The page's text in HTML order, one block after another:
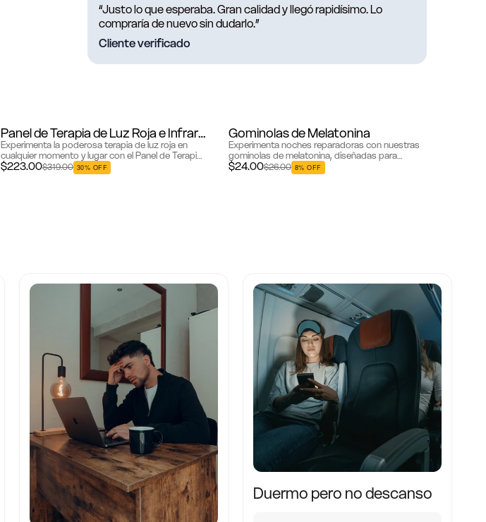
“Justo lo que esperaba. Gran calidad y llegó rapidísimo. Lo
compraría de nuevo sin dudarlo.”
Cliente verificado
Bestseller Panel de Terapia de Luz Roja e Infrarroja
Experimenta la poderosa terapia de luz roja en
cualquier momento y lugar con el Panel de Terapia
de Luz Roja Gudslip®. Con tecnología de longitud
$223.00$319.00 30% OFF
Bestseller
Gominolas de Melatonina
Experimenta noches reparadoras con nuestras
gominolas de melatonina, diseñadas para
ayudarte a relajarte y lograr un sueño pacífico.
$24.00$26.00 8% OFF
Duermo pero no descanso